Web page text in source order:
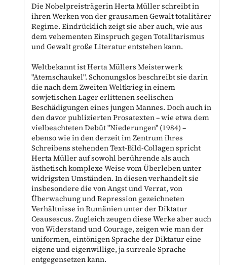
Die Nobelpreisträgerin Herta Müller schreibt in
ihren Werken von der grausamen Gewalt totalitärer
Regime. Eindrücklich zeigt sie aber auch, wie aus
dem vehementen Einspruch gegen Totalitarismus
und Gewalt große Literatur entstehen kann.
Weltbekannt ist Herta Müllers Meisterwerk
"Atemschaukel". Schonungslos beschreibt sie darin
die nach dem Zweiten Weltkrieg in einem
sowjetischen Lager erlittenen seelischen
Beschädigungen eines jungen Mannes. Doch auch in
den davor publizierten Prosatexten – wie etwa dem
vielbeachteten Debüt "Niederungen" (1984) –
ebenso wie in den derzeit im Zentrum ihres
Schreibens stehenden Text-Bild-Collagen spricht
Herta Müller auf sowohl berührende als auch
ästhetisch komplexe Weise vom Überleben unter
widrigsten Umständen. In diesen verhandelt sie
insbesondere die von Angst und Verrat, von
Überwachung und Repression gezeichneten
Verhältnisse in Rumänien unter der Diktatur
Ceausescus. Zugleich zeugen diese Werke aber auch
von Widerstand und Courage, zeigen wie man der
uniformen, eintönigen Sprache der Diktatur eine
eigene und eigenwillige, ja surreale Sprache
entgegensetzen kann.